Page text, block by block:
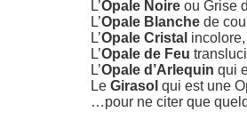
L’Opale Noire ou Grise
L’Opale Blanche de
L’Opale Cristal
L’Opale de Feu
L’Opale d’Arlequin qui
Le Girasol qui est une
…pour ne citer que